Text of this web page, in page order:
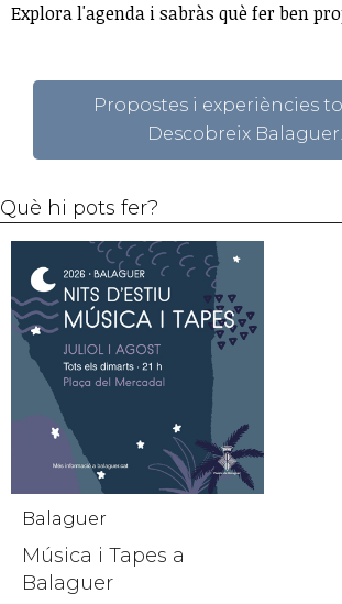
Explora l'agenda i sabràs què fer ben
Propostes i experiències
Descobreix Balaguer!
Què hi pots fer?
Balaguer
Música i Tapes a
Balaguer